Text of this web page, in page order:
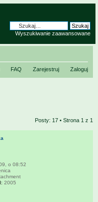
Wyszukiwanie zaawansowane
FAQ Zarejestruj Zaloguj
Posty: 17 • Strona 1 z 1
o 08:52
2005